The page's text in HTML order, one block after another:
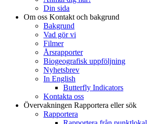
Din sida
Om oss Kontakt och bakgrund
Bakgrund
Vad gör vi
Filmer
Årsrapporter
Biogeografisk uppföljning
Nyhetsbrev
In English
Butterfly Indicators
Kontakta oss
Övervakningen Rapportera eller sök
Rapportera